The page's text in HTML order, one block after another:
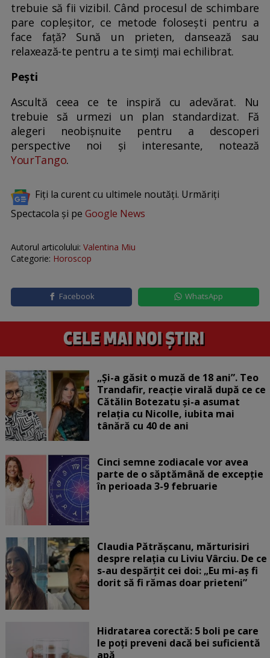
trebuie să fii vizibil. Când procesul de schimbare
pare copleșitor, ce metode folosești pentru a
face față? Sună un prieten, dansează sau
relaxează-te pentru a te simți mai echilibrat.
Pești
Ascultă ceea ce te inspiră cu adevărat. Nu
trebuie să urmezi un plan standardizat. Fă
alegeri neobișnuite pentru a descoperi
perspective noi și interesante, notează
YourTango.
Fiți la curent cu ultimele noutăți. Urmăriți
Spectacola și pe Google News
Autorul articolului: Valentina Miu
Categorie: Horoscop
Facebook WhatsApp
„Și-a găsit o muză de 18 ani”. Teo
Trandafir, reacție virală după ce ce
Cătălin Botezatu și-a asumat
relația cu Nicolle, iubita mai
tânără cu 40 de ani
Cinci semne zodiacale vor avea
parte de o săptămână de excepție
în perioada 3-9 februarie
Claudia Pătrășcanu, mărturisiri
despre relația cu Liviu Vârciu. De ce
s-au despărțit cei doi: „Eu mi-aș fi
dorit să fi rămas doar prieteni”
Hidratarea corectă: 5 boli pe care
le poți preveni dacă bei suficientă
apă